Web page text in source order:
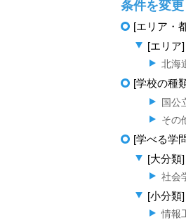
条件を変
[エリア・
[エリア]
北海
[学校の種
国公
その
[学べる学
[大分類]
社会
[小分類]
情報